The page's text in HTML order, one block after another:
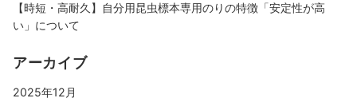
【時短・高耐久】自分用昆虫標本専用のりの特徴「安定性が高
い」について
アーカイブ
2025年12月